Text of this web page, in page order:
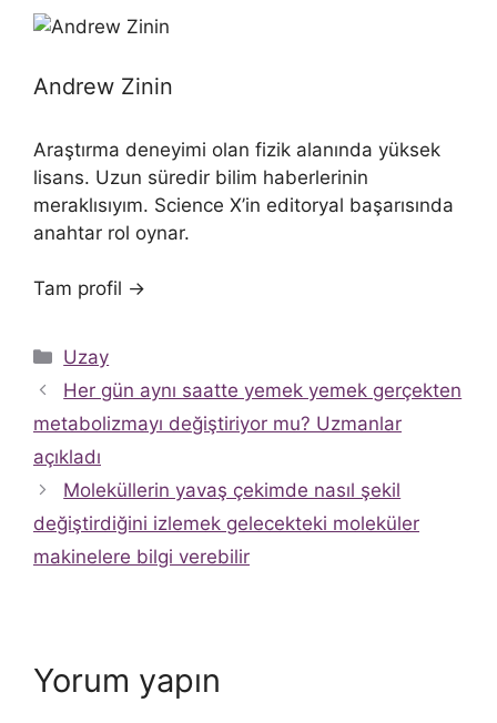
Andrew Zinin
Araştırma deneyimi olan fizik alanında yüksek
lisans. Uzun süredir bilim haberlerinin
meraklısıyım. Science X’in editoryal başarısında
anahtar rol oynar.
Tam profil →
Kategoriler
Uzay
Her gün aynı saatte yemek yemek gerçekten
metabolizmayı değiştiriyor mu? Uzmanlar
açıkladı
Moleküllerin yavaş çekimde nasıl şekil
değiştirdiğini izlemek gelecekteki moleküler
makinelere bilgi verebilir
Yorum yapın